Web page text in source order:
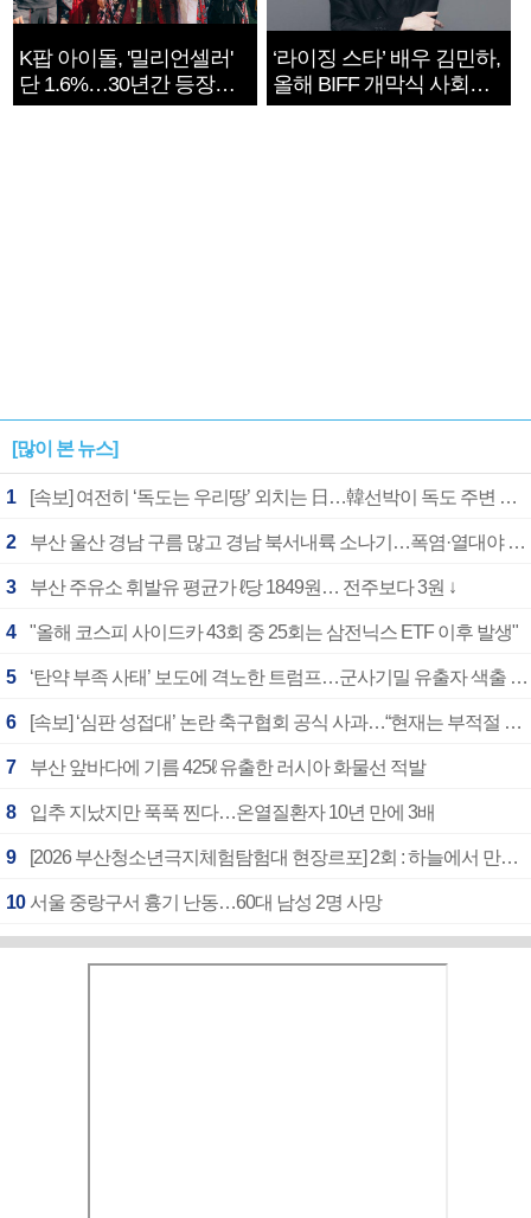
K팝 아이돌, '밀리언셀러'
단 1.6%…30년간 등장
1182개팀 전수조사
‘라이징 스타’ 배우 김민하,
올해 BIFF 개막식 사회자
확정
[많이 본 뉴스]
1 [속보] 여전히 ‘독도는 우리땅’ 외치는 日…韓선박이 독도 주변 해양조사 활동하자 반발
2 부산 울산 경남 구름 많고 경남 북서내륙 소나기…폭염·열대야 계속
3 부산 주유소 휘발유 평균가 ℓ당 1849원… 전주보다 3원 ↓
4 "올해 코스피 사이드카 43회 중 25회는 삼전닉스 ETF 이후 발생"
5 ‘탄약 부족 사태’ 보도에 격노한 트럼프…군사기밀 유출자 색출 지시
6 [속보] ‘심판 성접대’ 논란 축구협회 공식 사과…“현재는 부적절 행위 없어”
7 부산 앞바다에 기름 425ℓ 유출한 러시아 화물선 적발
8 입추 지났지만 푹푹 찐다…온열질환자 10년 만에 3배
9 [2026 부산청소년극지체험탐험대 현장르포] 2회 : 하늘에서 만난 얼음의 나라
10 서울 중랑구서 흉기 난동…60대 남성 2명 사망